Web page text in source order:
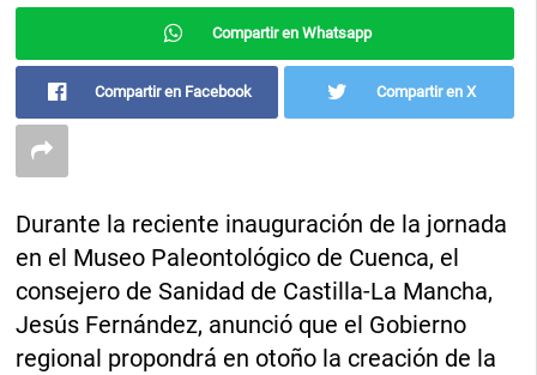
Compartir en Whatsapp
Compartir en Facebook Compartir en X
Durante la reciente inauguración de la jornada
en el Museo Paleontológico de Cuenca, el
consejero de Sanidad de Castilla-La Mancha,
Jesús Fernández, anunció que el Gobierno
regional propondrá en otoño la creación de la